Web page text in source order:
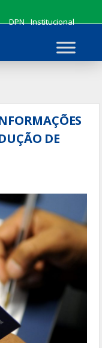
DPN Institucional
DE